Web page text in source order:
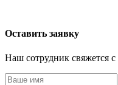
Оставить заявку
Наш сотрудник свяжется